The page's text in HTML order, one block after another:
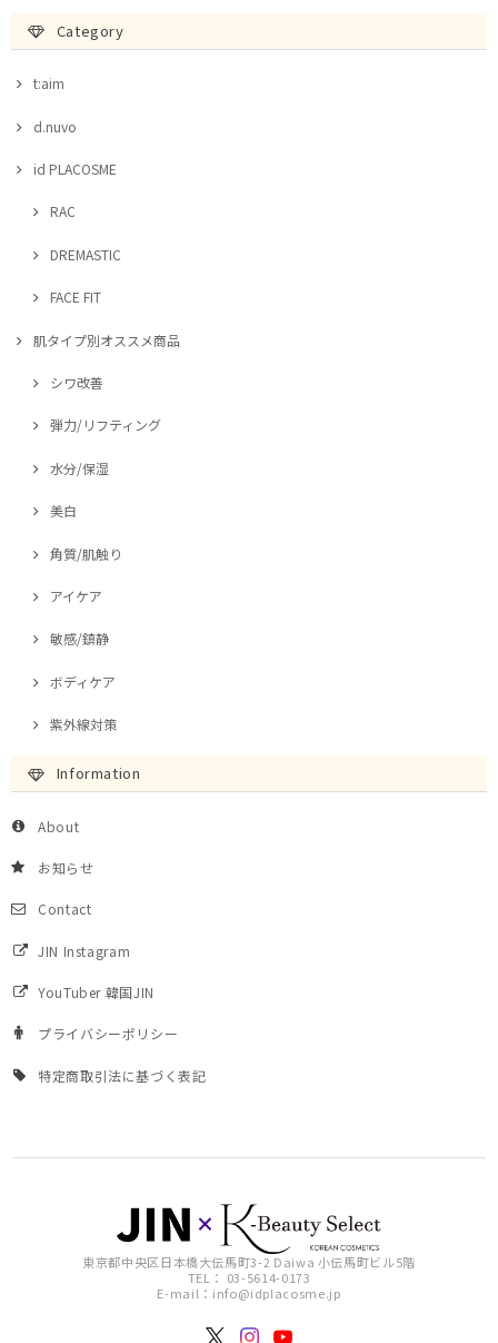
Category
t:aim
d.nuvo
id PLACOSME
RAC
DREMASTIC
FACE FIT
肌タイプ別オススメ商品
シワ改善
弾力/リフティング
水分/保湿
美白
角質/肌触り
アイケア
敏感/鎮静
ボディケア
紫外線対策
Information
About
お知らせ
Contact
JIN Instagram
YouTuber 韓国JIN
プライバシーポリシー
特定商取引法に基づく表記
東京都中央区日本橋大伝馬町3-2 Daiwa 小伝馬町ビル5階
TEL： 03-5614-0173
E-mail： info@idplacosme.jp